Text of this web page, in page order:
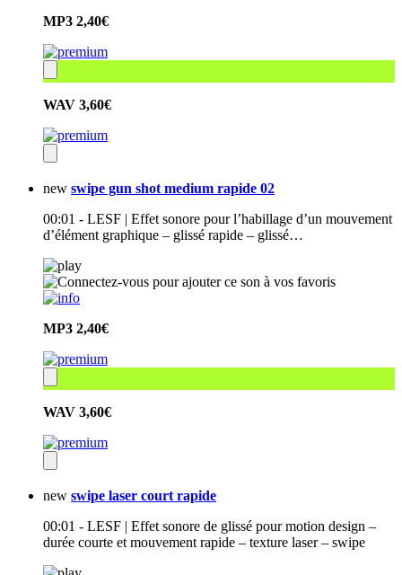
MP3 2,40€
WAV 3,60€
new swipe gun shot medium rapide 02
00:01 - LESF | Effet sonore pour l’habillage d’un mouvement
d’élément graphique – glissé rapide – glissé…
MP3 2,40€
WAV 3,60€
new swipe laser court rapide
00:01 - LESF | Effet sonore de glissé pour motion design –
durée courte et mouvement rapide – texture laser – swipe